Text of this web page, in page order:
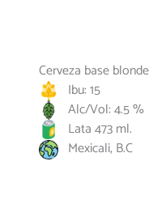
Cerveza base
Ibu: 15
Alc/Vol: 4.5 %
Lata 473 ml.
Mexicali, B.C